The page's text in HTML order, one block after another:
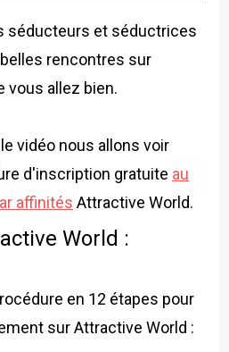
séducteurs et séductrices
rencontres sur
vous allez bien.
vidéo nous allons voir
d'inscription gratuite au
affinités Attractive World.
World :
en 12 étapes pour
sur Attractive World :